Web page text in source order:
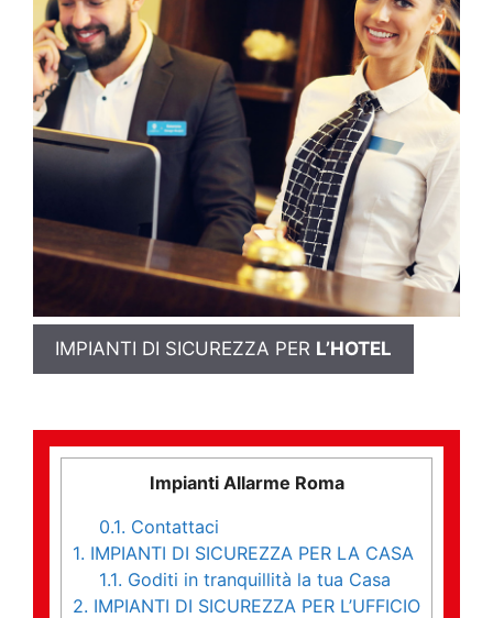
IMPIANTI DI SICUREZZA PER L’HOTEL
Impianti Allarme Roma
0.1. Contattaci
1. IMPIANTI DI SICUREZZA PER LA CASA
1.1. Goditi in tranquillità la tua Casa
2. IMPIANTI DI SICUREZZA PER L’UFFICIO